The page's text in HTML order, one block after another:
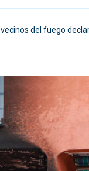
del fuego